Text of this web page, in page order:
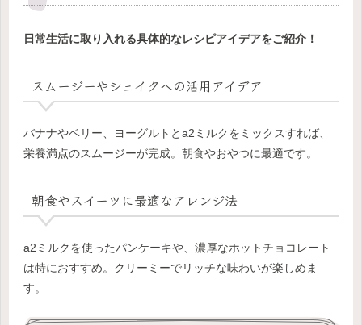
日常生活に取り入れる具体的なレシピアイデアをご紹介！
スムージーやシェイクへの活用アイデア
バナナやベリー、ヨーグルトとa2ミルクをミックスすれば、
栄養満点のスムージーが完成。朝食やおやつに最適です。
朝食やスイーツに最適なアレンジ法
a2ミルクを使ったパンケーキや、濃厚なホットチョコレート
は特におすすめ。クリーミーでリッチな味わいが楽しめま
す。